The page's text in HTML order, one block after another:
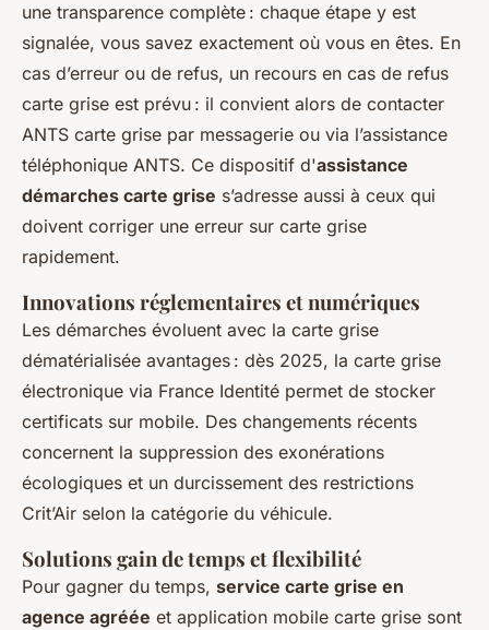
une transparence complète : chaque étape y est
signalée, vous savez exactement où vous en êtes. En
cas d’erreur ou de refus, un recours en cas de refus
carte grise est prévu : il convient alors de contacter
ANTS carte grise par messagerie ou via l’assistance
téléphonique ANTS. Ce dispositif d'assistance
démarches carte grise s’adresse aussi à ceux qui
doivent corriger une erreur sur carte grise
rapidement.
Innovations réglementaires et numériques
Les démarches évoluent avec la carte grise
dématérialisée avantages : dès 2025, la carte grise
électronique via France Identité permet de stocker
certificats sur mobile. Des changements récents
concernent la suppression des exonérations
écologiques et un durcissement des restrictions
Crit’Air selon la catégorie du véhicule.
Solutions gain de temps et flexibilité
Pour gagner du temps, service carte grise en
agence agréée et application mobile carte grise sont